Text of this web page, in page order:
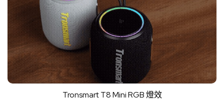
Tronsmart T8 Mini RGB 燈效